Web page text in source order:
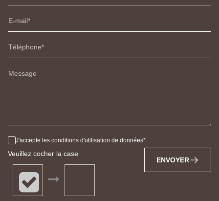
E-mail
Téléphone
Message
J'accepte les conditions d'utilisation de données
Veuillez cocher la case
ENVOYER